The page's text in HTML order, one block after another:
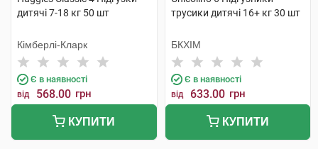
дитячі 7-18 кг 50 шт
Кімберлі-Кларк
Є в наявності
від 568.00 грн
КУПИТИ
трусики дитячі 16+ кг 30 шт
БКХІМ
Є в наявності
від 633.00 грн
КУПИТИ